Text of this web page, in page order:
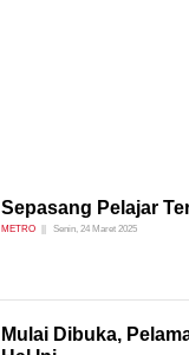
Sepasang Pelajar
METRO Senin, 24 Maret 2025
Mulai Dibuka,